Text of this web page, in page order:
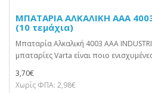
ΜΠΑΤΑΡΙΑ ΑΛΚΑΛΙΚΗ AAA
(10 τεμάχια)
Μπαταρία Αλκαλική 4003 AAA
μπαταρίες Varta είναι ποιο
3,70€
Χωρίς ΦΠΑ: 2,98€